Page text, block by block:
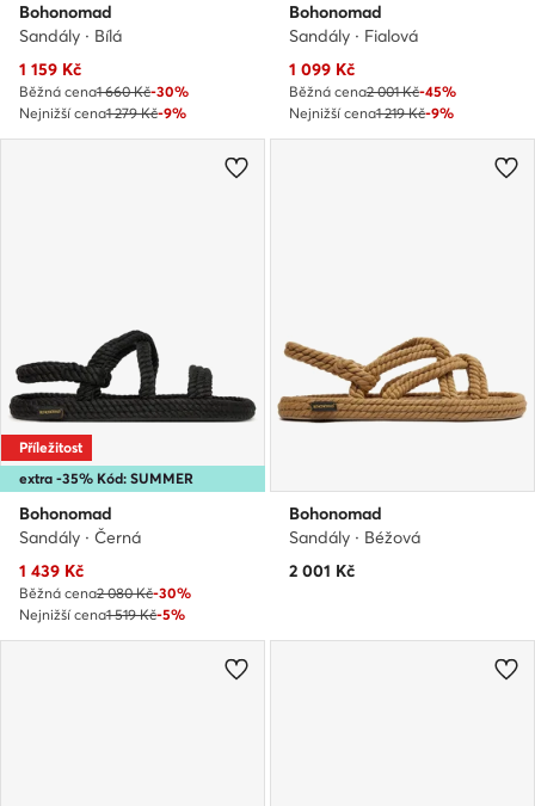
Bohonomad
Sandály · Bílá
Aktuální cena
1 159 Kč
Běžná cena1 660 Kč-30%
Nejnižší cena1 279 Kč-9%
Bohonomad
Sandály · Fialová
Aktuální cena
1 099 Kč
Běžná cena2 001 Kč-45%
Nejnižší cena1 219 Kč-9%
extra -35% Kód: SUMMER
Příležitost
Bohonomad
Sandály · Černá
Aktuální cena
1 439 Kč
Běžná cena2 080 Kč-30%
Nejnižší cena1 519 Kč-5%
Bohonomad
Sandály · Béžová
2 001 Kč